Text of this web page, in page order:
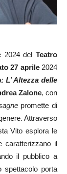
2024 del Teatro
27 aprile2024
L’ Altezza delle
Zalone, con
promette di
Attraverso
Vito esplora le
caratterizzano il
il pubblico a
spettacolo porta